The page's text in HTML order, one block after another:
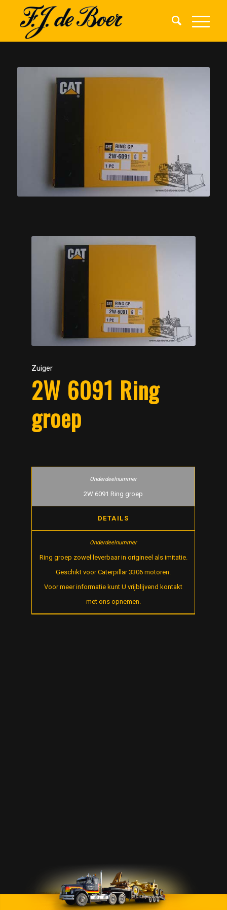
Zuiger
2W 6091 Ring
groep
2W 6091 Ring groep
DETAILS
Ring groep zowel leverbaar in origineel als imitatie.
Geschikt voor Caterpillar 3306 motoren.
Voor meer informatie kunt U vrijblijvend kontakt
met ons opnemen.